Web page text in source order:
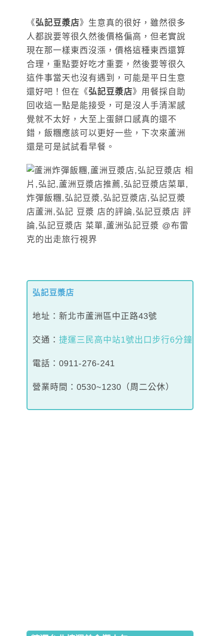
《弘記豆漿店》生意真的很好，雖然很多
人都說要等很久然後價格偏高，但老實說
現在那一樣東西沒漲，價格這種東西還算
合理，重點要好吃才重要，然後要等很久
這件事當天也沒有遇到，可能是平日生意
還好吧！但在《弘記豆漿店》用餐採自助
回收這一點是能接受，可是沒人手清潔感
覺就不太好，大至上蛋餅口感真的還不
錯，飯糰應該可以更好一些，下次來蘆洲
還是可是試試看早餐。
弘記豆漿店
地址：新北市蘆洲區中正路43號
交通： 捷運三民高中站1號出口步行6分鐘
電話：0911-276-241
營業時間：0530~1230（周二公休）